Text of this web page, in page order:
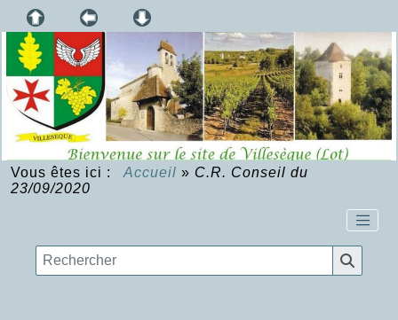
Vous êtes ici : Accueil » C.R. Conseil du
23/09/2020